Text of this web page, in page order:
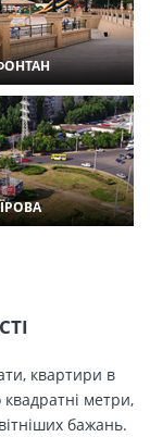
квартири в
метри,
бажань.